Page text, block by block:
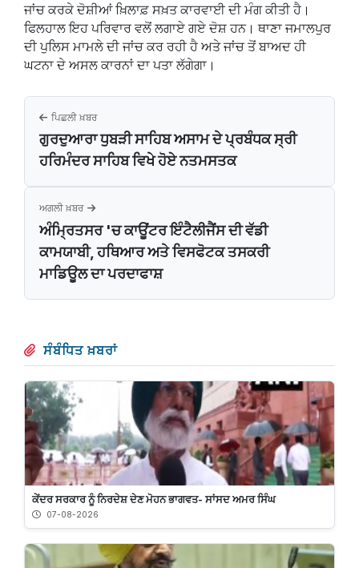
ਜਾਂਚ ਕਰਕੇ ਦੋਸ਼ੀਆਂ ਖ਼ਿਲਾਫ਼ ਸਖ਼ਤ ਕਾਰਵਾਈ ਦੀ ਮੰਗ ਕੀਤੀ ਹੈ।
ਫਿਲਹਾਲ ਇਹ ਪਰਿਵਾਰ ਵਲੋਂ ਲਗਾਏ ਗਏ ਦੋਸ਼ ਹਨ। ਥਾਣਾ ਜਮਾਲਪੁਰ
ਦੀ ਪੁਲਿਸ ਮਾਮਲੇ ਦੀ ਜਾਂਚ ਕਰ ਰਹੀ ਹੈ ਅਤੇ ਜਾਂਚ ਤੋਂ ਬਾਅਦ ਹੀ
ਘਟਨਾ ਦੇ ਅਸਲ ਕਾਰਨਾਂ ਦਾ ਪਤਾ ਲੱਗੇਗਾ।
ਪਿਛਲੀ ਖ਼ਬਰ
ਗੁਰਦੁਆਰਾ ਧੁਬੜੀ ਸਾਹਿਬ ਅਸਾਮ ਦੇ ਪ੍ਰਬੰਧਕ ਸ੍ਰੀ
ਹਰਿਮੰਦਰ ਸਾਹਿਬ ਵਿਖੇ ਹੋਏ ਨਤਮਸਤਕ
ਅਗਲੀ ਖ਼ਬਰ
ਅੰਮ੍ਰਿਤਸਰ 'ਚ ਕਾਊਂਟਰ ਇੰਟੈਲੀਜੈਂਸ ਦੀ ਵੱਡੀ
ਕਾਮਯਾਬੀ, ਹਥਿਆਰ ਅਤੇ ਵਿਸਫੋਟਕ ਤਸਕਰੀ
ਮਾਡਿਊਲ ਦਾ ਪਰਦਾਫਾਸ਼
ਸੰਬੰਧਿਤ ਖ਼ਬਰਾਂ
ਕੇਂਦਰ ਸਰਕਾਰ ਨੂੰ ਨਿਰਦੇਸ਼ ਦੇਣ ਮੋਹਨ ਭਾਗਵਤ- ਸਾਂਸਦ ਅਮਰ ਸਿੰਘ
07-08-2026